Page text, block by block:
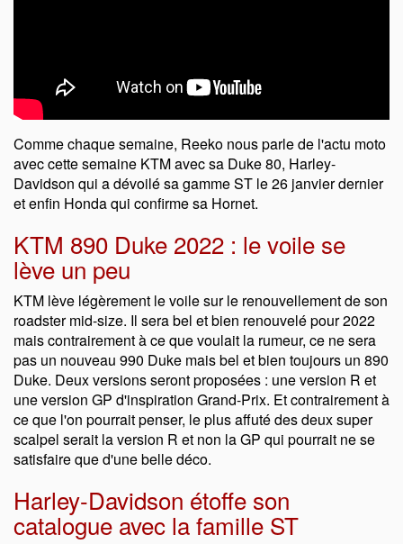
Comme chaque semaine, Reeko nous parle de l'actu moto
avec cette semaine KTM avec sa Duke 80, Harley-
Davidson qui a dévoilé sa gamme ST le 26 janvier dernier
et enfin Honda qui confirme sa Hornet.
KTM 890 Duke 2022 : le voile se
lève un peu
KTM lève légèrement le voile sur le renouvellement de son
roadster mid-size. Il sera bel et bien renouvelé pour 2022
mais contrairement à ce que voulait la rumeur, ce ne sera
pas un nouveau 990 Duke mais bel et bien toujours un 890
Duke. Deux versions seront proposées : une version R et
une version GP d'inspiration Grand-Prix. Et contrairement à
ce que l'on pourrait penser, le plus affuté des deux super
scalpel serait la version R et non la GP qui pourrait ne se
satisfaire que d'une belle déco.
Harley-Davidson étoffe son
catalogue avec la famille ST